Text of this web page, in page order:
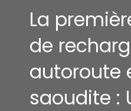
La
de
autoroute
saoudite :